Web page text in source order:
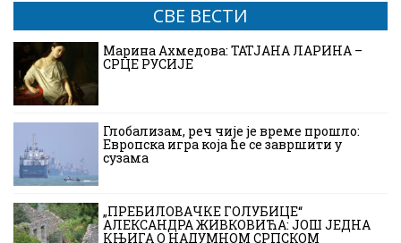
СВЕ ВЕСТИ
Марина Ахмедова: ТАТЈАНА ЛАРИНА –
СРЦЕ РУСИЈЕ
Глобализам, реч чије је време прошло:
Европска игра која ће се завршити у
сузама
„ПРЕБИЛОВАЧКЕ ГОЛУБИЦЕ“
АЛЕКСАНДРА ЖИВКОВИЋА: ЈОШ ЈЕДНА
КЊИГА О НАДУМНОМ СРПСКОМ